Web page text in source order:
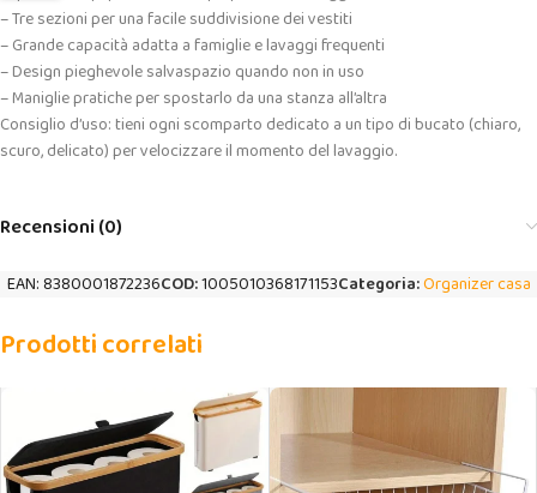
– Tre sezioni per una facile suddivisione dei vestiti
– Grande capacità adatta a famiglie e lavaggi frequenti
– Design pieghevole salvaspazio quando non in uso
– Maniglie pratiche per spostarlo da una stanza all’altra
Consiglio d’uso: tieni ogni scomparto dedicato a un tipo di bucato (chiaro,
scuro, delicato) per velocizzare il momento del lavaggio.
Recensioni (0)
EAN:8380001872236COD:1005010368171153Categoria:Organizer casa
Prodotti correlati